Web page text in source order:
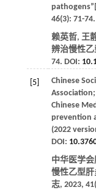
46(3): 71-
赖英哲, 王
辨治慢性
74. DOI:
[5]
Chinese
Chinese
prevention
(2022
DOI:
中华医学
慢性乙型肝
志, 2023, 41